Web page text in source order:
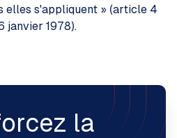
elles s'appliquent » (article 4
janvier 1978).
la